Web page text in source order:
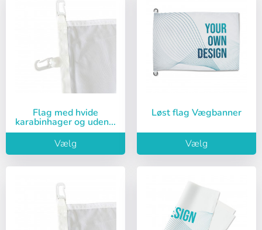
Flag med hvide
karabinhager og uden...
Vælg
Løst flag Vægbanner
Vælg